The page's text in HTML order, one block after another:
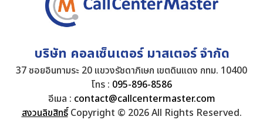
บริษัท คอลเซ็นเตอร์ มาสเตอร์ จำกัด
37 ซอยอินทามระ 20 แขวงรัชดาภิเษก เขตดินแดง กทม. 10400
โทร : 095-896-8586
อีเมล : contact@callcentermaster.com
สงวนลิขสิทธิ์Copyright © 2026 All Rights Reserved.